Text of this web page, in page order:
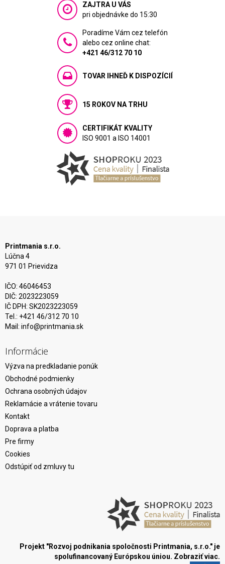
ZAJTRA U VÁS
pri objednávke do 15:30
Poradíme Vám cez telefón
alebo cez online chat:
+421 46/312 70 10
TOVAR IHNEĎ K DISPOZÍCIÍ
15 ROKOV NA TRHU
CERTIFIKÁT KVALITY
ISO 9001 a ISO 14001
Printmania s.r.o.
Lúčna 4
971 01 Prievidza
IČO: 46046453
DIČ: 2023223059
IČ DPH: SK2023223059
Tel.: +421 46/312 70 10
Mail: info@printmania.sk
Informácie
Výzva na predkladanie ponúk
Obchodné podmienky
Ochrana osobných údajov
Reklamácie a vrátenie tovaru
Kontakt
Doprava a platba
Pre firmy
Cookies
Odstúpiť od zmluvy tu
Projekt "Rozvoj podnikania spoločnosti Printmania, s.r.o." je
spolufinancovaný Európskou úniou. Zobraziť viac.